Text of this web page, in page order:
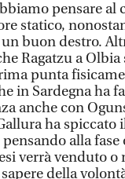
pensare al
statico,
buon destro.
Ragatzu a
punta
in Sardegna ha
anche con
ha spiccato
pensando alla
verrà venduto o
della